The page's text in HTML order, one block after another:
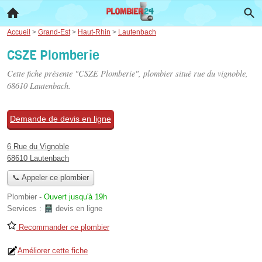
Accueil > Grand-Est > Haut-Rhin > Lautenbach
CSZE Plomberie
Cette fiche présente "CSZE Plomberie", plombier situé rue du vignoble,
68610 Lautenbach.
Demande de devis en ligne
6 Rue du Vignoble
68610 Lautenbach
📞 Appeler ce plombier
Plombier - Ouvert jusqu'à 19h
Services :
devis en ligne
Recommander ce plombier
Améliorer cette fiche